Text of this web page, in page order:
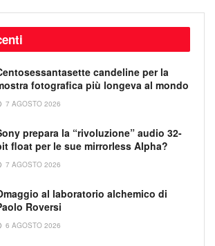
candeline per la
fotografica più longeva al mondo
7 AGOSTO 2026
prepara la “rivoluzione” audio 32-
float per le sue mirrorless Alpha?
7 AGOSTO 2026
al laboratorio alchemico di
Roversi
6 AGOSTO 2026